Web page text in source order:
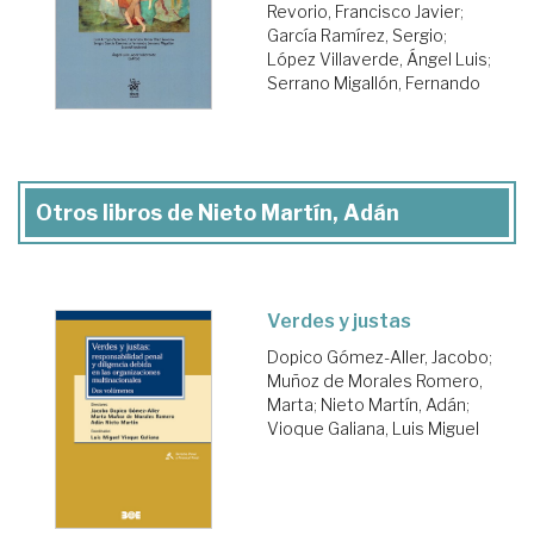
Revorio, Francisco Javier;
García Ramírez, Sergio;
López Villaverde, Ángel Luis;
Serrano Migallón, Fernando
Otros libros de Nieto Martín, Adán
Verdes y justas
Dopico Gómez-Aller, Jacobo;
Muñoz de Morales Romero,
Marta; Nieto Martín, Adán;
Vioque Galiana, Luis Miguel